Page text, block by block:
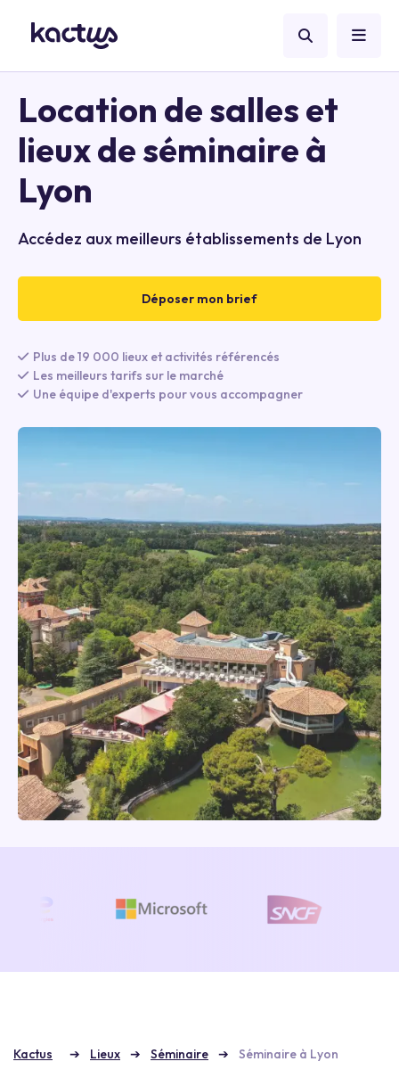
Location de salles et
lieux de séminaire à
Lyon
Accédez aux meilleurs établissements de Lyon
Déposer mon brief
Plus de 19 000 lieux et activités référencés
Les meilleurs tarifs sur le marché
Une équipe d'experts pour vous accompagner
Kactus Lieux Séminaire Séminaire à Lyon